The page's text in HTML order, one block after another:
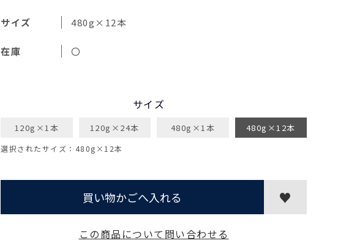
サイズ 480g×12本
在庫 〇
サイズ
120g×1本 120g×24本 480g×1本 480g×12本
選択されたサイズ：480g×12本
買い物かごへ入れる
この商品について問い合わせる